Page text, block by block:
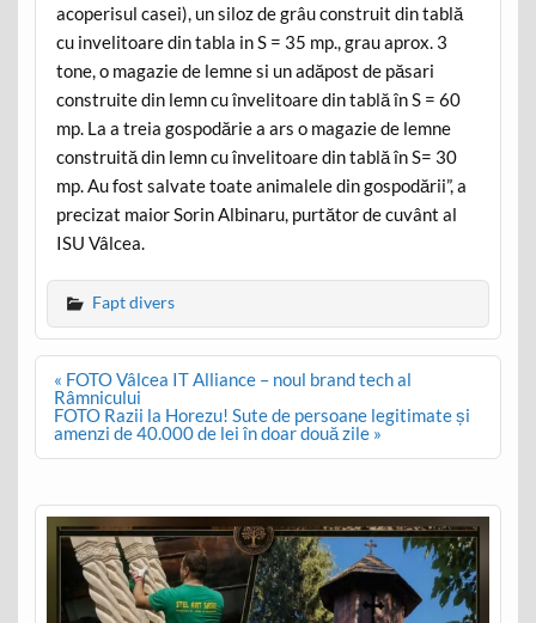
acoperisul casei), un siloz de grâu construit din tablă
cu invelitoare din tabla in S = 35 mp., grau aprox. 3
tone, o magazie de lemne si un adăpost de păsari
construite din lemn cu învelitoare din tablă în S = 60
mp. La a treia gospodărie a ars o magazie de lemne
construită din lemn cu învelitoare din tablă în S= 30
mp. Au fost salvate toate animalele din gospodării”, a
precizat maior Sorin Albinaru, purtător de cuvânt al
ISU Vâlcea.
Fapt divers
Post
navigation
« FOTO Vâlcea IT Alliance – noul brand tech al
Râmnicului
FOTO Razii la Horezu! Sute de persoane legitimate și
amenzi de 40.000 de lei în doar două zile »